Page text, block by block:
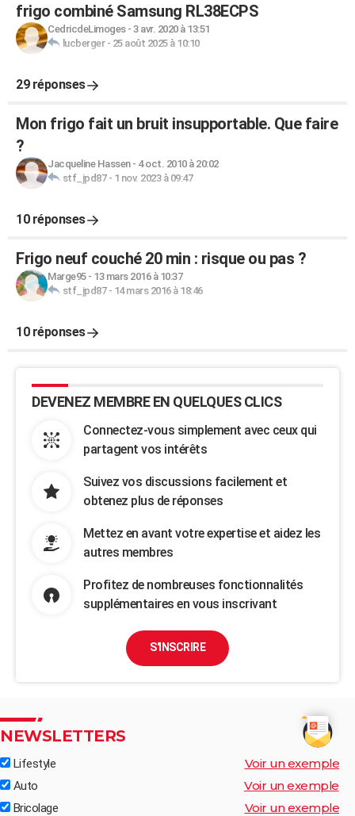
frigo combiné Samsung RL38ECPS
CedricdeLimoges- 3 avr. 2020 à 13:51
lucberger- 25 août 2025 à 10:10
29 réponses
Mon frigo fait un bruit insupportable. Que faire
?
Jacqueline Hassen- 4 oct. 2010 à 20:02
stf_jpd87- 1 nov. 2023 à 09:47
10 réponses
Frigo neuf couché 20 min : risque ou pas ?
Marge95- 13 mars 2016 à 10:37
stf_jpd87- 14 mars 2016 à 18:46
10 réponses
DEVENEZ MEMBRE EN QUELQUES CLICS
Connectez-vous simplement avec ceux qui
partagent vos intérêts
Suivez vos discussions facilement et
obtenez plus de réponses
Mettez en avant votre expertise et aidez les
autres membres
Profitez de nombreuses fonctionnalités
supplémentaires en vous inscrivant
S'INSCRIRE
NEWSLETTERS
Lifestyle Voir un exemple
Auto Voir un exemple
Bricolage Voir un exemple